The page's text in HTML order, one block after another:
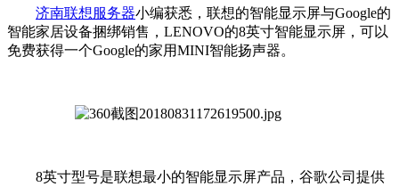
济南联想服务器小编获悉，联想的智能显示屏与Google的
智能家居设备捆绑销售，LENOVO的8英寸智能显示屏，可以
免费获得一个Google的家用MINI智能扬声器。
8英寸型号是联想最小的智能显示屏产品，谷歌公司提供